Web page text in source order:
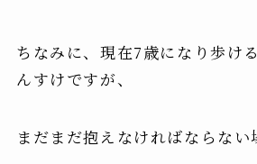
ちなみに、現在7歳になり歩け
んすけですが、
まだまだ抱えなければならない